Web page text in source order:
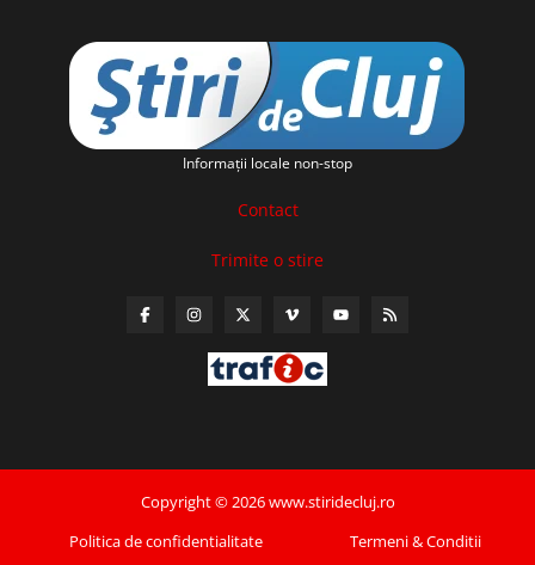
Informaţii locale non-stop
Contact
Trimite o stire
Copyright © 2026 www.stiridecluj.ro
Politica de confidentialitate
Termeni & Conditii